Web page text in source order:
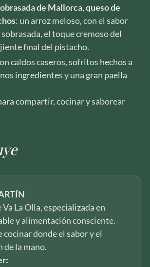
de Mallorca, queso de
: un arroz meloso, con el sabor
el toque cremoso del
final del pistacho.
caldos caseros, sofritos hechos a
ingredientes y una gran paella
compartir, cocinar y saborear
Va La Olla, especializada en
y alimentación consciente.
cocinar donde el sabor y el
de la mano.